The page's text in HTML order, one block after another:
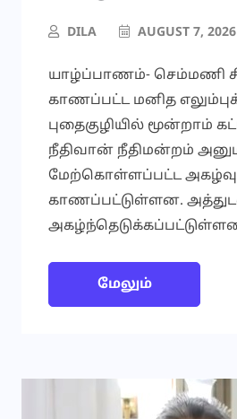
DILA AUGUST 7, 2026
யாழ்ப்பாணம்- செம்மணி
காணப்பட்ட மனித
புதைகுழியில் மூன்றாம்
நீதிவான் நீதிமன்றம்
மேற்கொள்ளப்பட்ட அகழ்வுப்
காணப்பட்டுள்ளன.
மேலும்